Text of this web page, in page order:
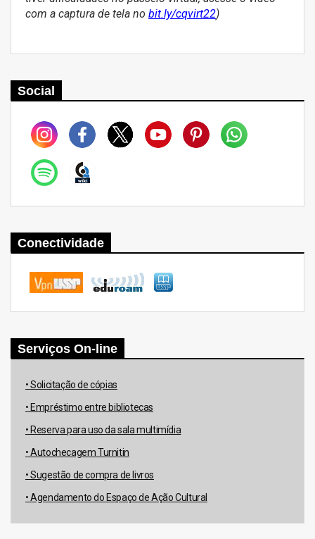
com a captura de tela no bit.ly/cqvirt22)
Social
Conectividade
Serviços On-line
• Solicitação de cópias
• Empréstimo entre bibliotecas
• Reserva para uso da sala multimídia
• Autochecagem Turnitin
• Sugestão de compra de livros
• Agendamento do Espaço de Ação Cultural